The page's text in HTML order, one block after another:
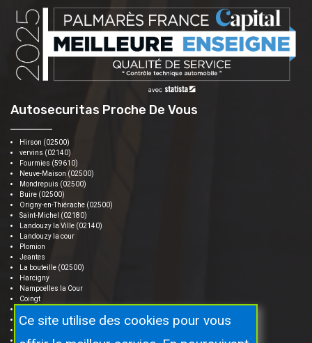
Autosecuritas Proche De Vous
Hirson (02500)
vervins (02140)
Fourmies (59610)
Neuve-Maison (02500)
Mondrepuis (02500)
Buire (02500)
Origny-en-Thiérache (02500)
Saint-Michel (02180)
Landouzy la Ville (02140)
Landouzy la cour
Plomion
Jeantes
La bouteille (02500)
Harcigny
Nampcelles la Cour
Coingt
Brunehamel
Aubenton
Ce site utilise des cookies pour vous